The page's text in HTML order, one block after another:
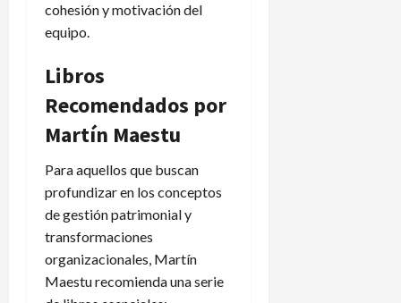
cohesión y motivación del
equipo.
Libros
Recomendados por
Martín Maestu
Para aquellos que buscan
profundizar en los conceptos
de gestión patrimonial y
transformaciones
organizacionales, Martín
Maestu recomienda una serie